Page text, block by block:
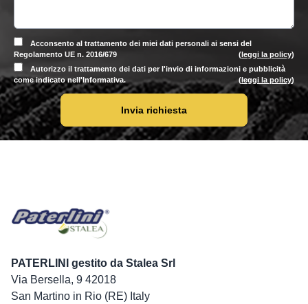
Acconsento al trattamento dei miei dati personali ai sensi del
Regolamento UE n. 2016/679
(leggi la policy)
Autorizzo il trattamento dei dati per l'invio di informazioni e pubblicità
come indicato nell'Informativa.
(leggi la policy)
Invia richiesta
PATERLINI gestito da Stalea Srl
Via Bersella, 9 42018
San Martino in Rio (RE) Italy